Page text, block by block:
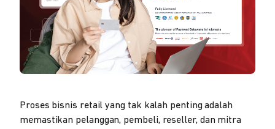
Proses bisnis retail yang tak kalah penting adalah
memastikan pelanggan, pembeli, reseller, dan mitra